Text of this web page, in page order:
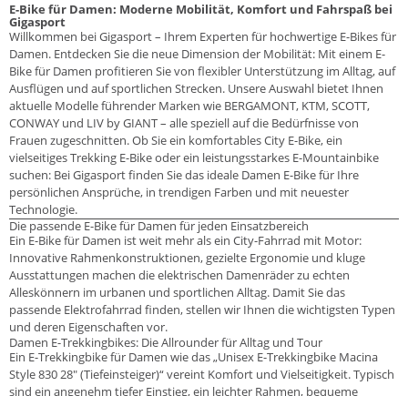
E-Bike für Damen: Moderne Mobilität, Komfort und Fahrspaß bei
Gigasport
Willkommen bei Gigasport – Ihrem Experten für hochwertige E-Bikes für
Damen. Entdecken Sie die neue Dimension der Mobilität: Mit einem E-
Bike für Damen profitieren Sie von flexibler Unterstützung im Alltag, auf
Ausflügen und auf sportlichen Strecken. Unsere Auswahl bietet Ihnen
aktuelle Modelle führender Marken wie BERGAMONT, KTM, SCOTT,
CONWAY und LIV by GIANT – alle speziell auf die Bedürfnisse von
Frauen zugeschnitten. Ob Sie ein komfortables City E-Bike, ein
vielseitiges Trekking E-Bike oder ein leistungsstarkes E-Mountainbike
suchen: Bei Gigasport finden Sie das ideale Damen E-Bike für Ihre
persönlichen Ansprüche, in trendigen Farben und mit neuester
Technologie.
Die passende E-Bike für Damen für jeden Einsatzbereich
Ein E-Bike für Damen ist weit mehr als ein City-Fahrrad mit Motor:
Innovative Rahmenkonstruktionen, gezielte Ergonomie und kluge
Ausstattungen machen die elektrischen Damenräder zu echten
Alleskönnern im urbanen und sportlichen Alltag. Damit Sie das
passende Elektrofahrrad finden, stellen wir Ihnen die wichtigsten Typen
und deren Eigenschaften vor.
Damen E-Trekkingbikes: Die Allrounder für Alltag und Tour
Ein E-Trekkingbike für Damen wie das „Unisex E-Trekkingbike Macina
Style 830 28" (Tiefeinsteiger)“ vereint Komfort und Vielseitigkeit. Typisch
sind ein angenehm tiefer Einstieg, ein leichter Rahmen, bequeme